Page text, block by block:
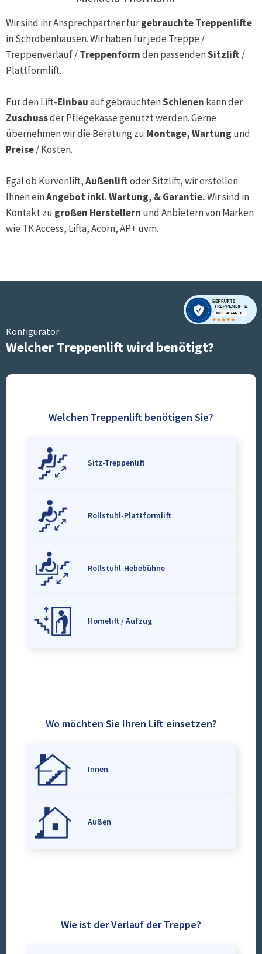
Wir sind ihr Ansprechpartner fürgebrauchte Treppenlifte
inSchrobenhausen. Wir haben für jede Treppe /
Treppenverlauf /Treppenformden passendenSitzlift/
Plattformlift.
Für den Lift-Einbauauf gebrauchtenSchienen kann der
Zuschussder Pflegekasse genutzt werden. Gerne
übernehmen wir die Beratung zu Montage, Wartung und
Preise/ Kosten.
Egal ob Kurvenlift,Außenliftoder Sitzlift, wir erstellen
Ihnen einAngebot inkl. Wartung, & Garantie.Wir sind in
Kontakt zu großen Herstellern und Anbietern von Marken
wie TK Access, Lifta, Acorn, AP+ uvm.
Konfigurator
Welcher Treppenlift wird benötigt?
Welchen Treppenlift benötigen Sie?
Sitz-Treppenlift
Rollstuhl-Plattformlift
Rollstuhl-Hebebühne
Homelift / Aufzug
Wo möchten Sie Ihren Lift einsetzen?
Innen
Außen
Wie ist der Verlauf der Treppe?